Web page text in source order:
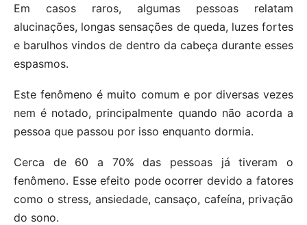
Em casos raros, algumas pessoas relatam
alucinações, longas sensações de queda, luzes fortes
e barulhos vindos de dentro da cabeça durante esses
espasmos.
Este fenômeno é muito comum e por diversas vezes
nem é notado, principalmente quando não acorda a
pessoa que passou por isso enquanto dormia.
Cerca de 60 a 70% das pessoas já tiveram o
fenômeno. Esse efeito pode ocorrer devido a fatores
como o stress, ansiedade, cansaço, cafeína, privação
do sono.